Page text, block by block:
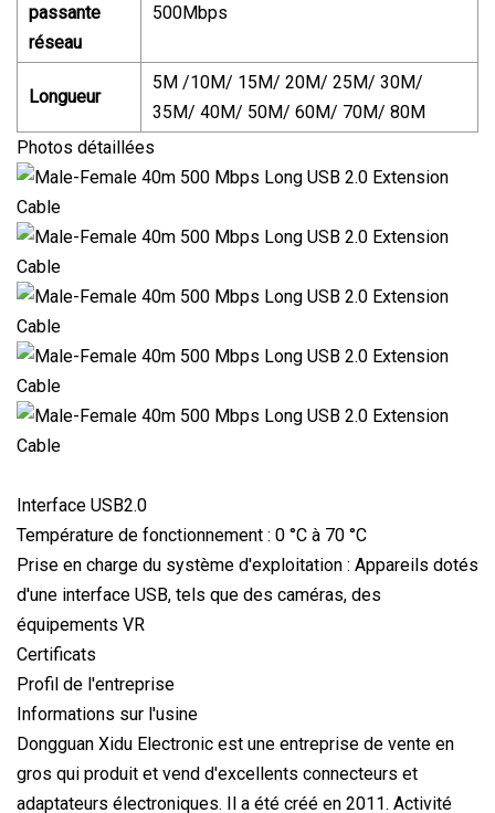
passante
réseau
500Mbps
Longueur
5M /10M/ 15M/ 20M/ 25M/ 30M/
35M/ 40M/ 50M/ 60M/ 70M/ 80M
Photos détaillées
Interface USB2.0
Température de fonctionnement : 0 °C à 70 °C
Prise en charge du système d'exploitation : Appareils dotés
d'une interface USB, tels que des caméras, des
équipements VR
Certificats
Profil de l'entreprise
Informations sur l'usine
Dongguan Xidu Electronic est une entreprise de vente en
gros qui produit et vend d'excellents connecteurs et
adaptateurs électroniques. Il a été créé en 2011. Activité